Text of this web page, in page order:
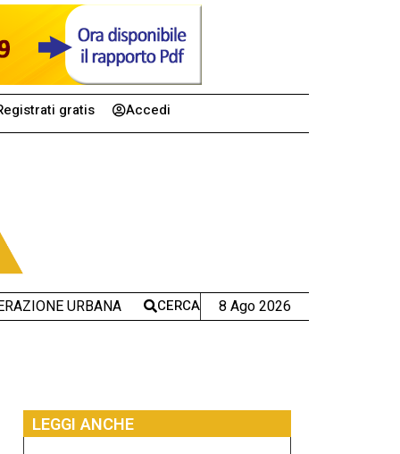
gratis Accedi
URBANA CERCA 8 Ago 2026
LEGGI ANCHE